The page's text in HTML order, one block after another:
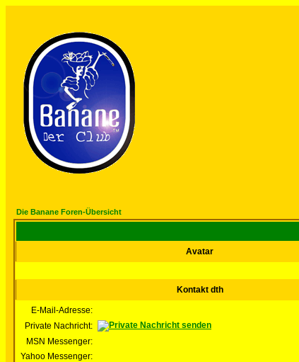
Die Banane Foren-Übersicht
Avatar
Kontakt dth
E-Mail-Adresse:
Private Nachricht:
MSN Messenger:
Yahoo Messenger: